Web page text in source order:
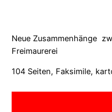
Neue Zusammenhänge
Freimaurerei
104 Seiten, Faksimile,